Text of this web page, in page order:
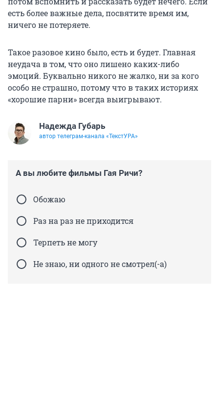
есть более важные дела, посвятите время им,
ничего не потеряете.
Такое разовое кино было, есть и будет. Главная
неудача в том, что оно лишено каких-либо
эмоций. Буквально никого не жалко, ни за кого
особо не страшно, потому что в таких историях
«хорошие парни» всегда выигрывают.
Надежда Губарь
автор телеграм-канала «ТекстУРА»
А вы любите фильмы Гая Ричи?
Обожаю
Раз на раз не приходится
Терпеть не могу
Не знаю, ни одного не смотрел(-а)